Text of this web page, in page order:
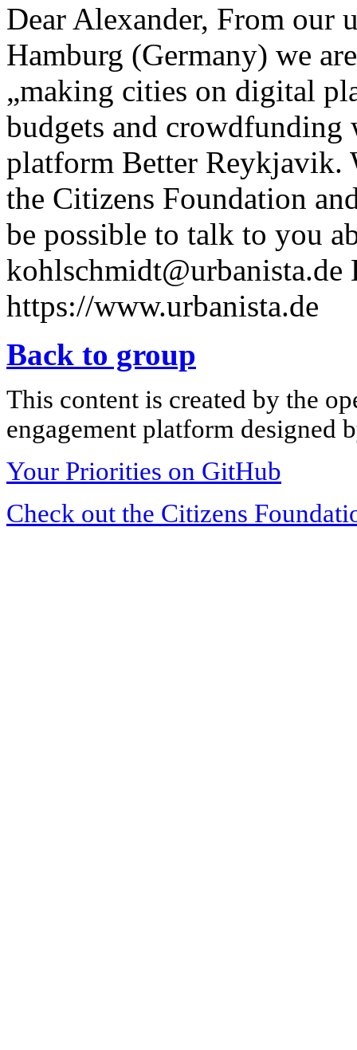
Dear Alexander, From our
Hamburg (Germany) we
„making cities on digital
budgets and crowdfunding
platform Better Reykjavik.
the Citizens Foundation
be possible to talk to you
kohlschmidt@urbanista.de
https://www.urbanista.de
Back to group
This content is created by the
engagement platform designed
Your Priorities on GitHub
Check out the Citizens